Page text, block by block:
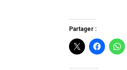
Partager :